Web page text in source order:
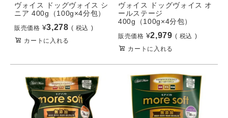
ヴォイス ドッグヴォイス シ
ニア 400g（100g×4分包）
販売価格 ¥3,278
税込
カートに入れる
ヴォイス ドッグヴォイス オ
ールステージ
400g（100g×4分包）
販売価格 ¥2,979
税込
カートに入れる